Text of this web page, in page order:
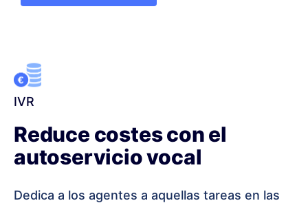
IVR
Reduce costes con el
autoservicio vocal
Dedica a los agentes a aquellas tareas en las